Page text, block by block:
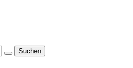
Suchen